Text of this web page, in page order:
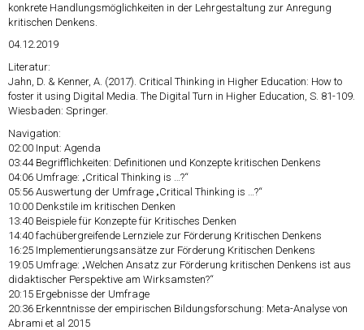
konkrete Handlungsmöglichkeiten in der Lehrgestaltung zur Anregung
kritischen Denkens.
04.12.2019
Literatur:
Jahn, D. & Kenner, A. (2017). Critical Thinking in Higher Education: How to
foster it using Digital Media. The Digital Turn in Higher Education, S. 81-109.
Wiesbaden: Springer.
Navigation:
02:00 Input: Agenda
03:44Begrifflichkeiten: Definitionen und Konzepte kritischen Denkens
04:06 Umfrage: „Critical Thinking is …?“
05:56 Auswertung der Umfrage „Critical Thinking is …?“
10:00 Denkstile im kritischen Denken
13:40 Beispiele für Konzepte für Kritisches Denken
14:40 fachübergreifende Lernziele zur Förderung Kritischen Denkens
16:25 Implementierungsansätze zur Förderung Kritischen Denkens
19:05 Umfrage: „Welchen Ansatz zur Förderung kritischen Denkens ist aus
didaktischer Perspektive am Wirksamsten?“
20:15 Ergebnisse der Umfrage
20:36 Erkenntnisse der empirischen Bildungsforschung: Meta-Analyse von
Abrami et al 2015